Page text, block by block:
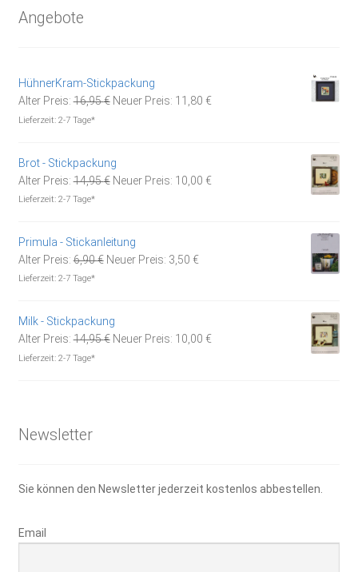
Angebote
HühnerKram-Stickpackung
Alter Preis: 16,95€ Ursprünglicher
Neuer Preis: 11,80 €Aktueller
Lieferzeit: 2-7 Tage*
Brot - Stickpackung
Alter Preis: 14,95€ Ursprünglicher
Neuer Preis: 10,00 €Aktueller
Lieferzeit: 2-7 Tage*
Primula - Stickanleitung
Alter Preis: 6,90€ Ursprünglicher
Neuer Preis: 3,50 €Aktueller
Lieferzeit: 2-7 Tage*
Milk - Stickpackung
Alter Preis: 14,95€ Ursprünglicher
Neuer Preis: 10,00 €Aktueller
Lieferzeit: 2-7 Tage*
Newsletter
Sie können den Newsletter jederzeit kostenlos abbestellen.
Email